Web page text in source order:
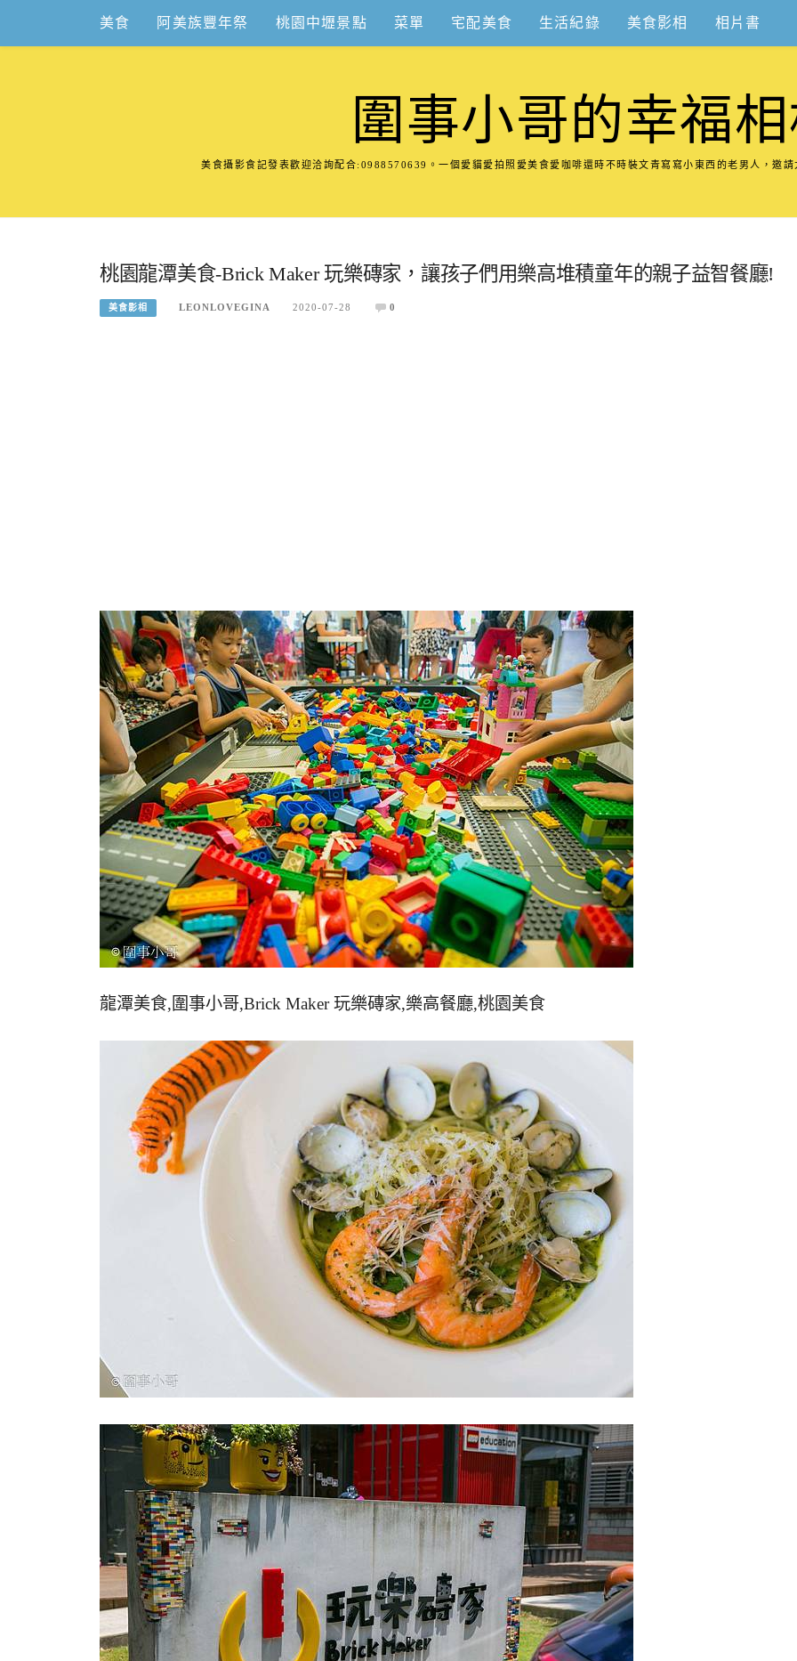
content
美食 阿美族豐年祭 桃園中壢景點 菜單 宅配美食 生活紀錄 美食影相 相片書
圍事小哥的幸福
美食攝影食記發表歡迎洽詢配合:0988570639。一個愛貓愛拍照愛美食愛咖啡還時不時裝文青寫寫小東西的老男人，邀
桃園龍潭美食-Brick Maker 玩樂磚家，讓孩子們用樂高堆積童年的親子益智餐廳!
美食影相 LEONLOVEGINA 2020-07-28 0
龍潭美食,圍事小哥,Brick Maker 玩樂磚家,樂高餐廳,桃園美食